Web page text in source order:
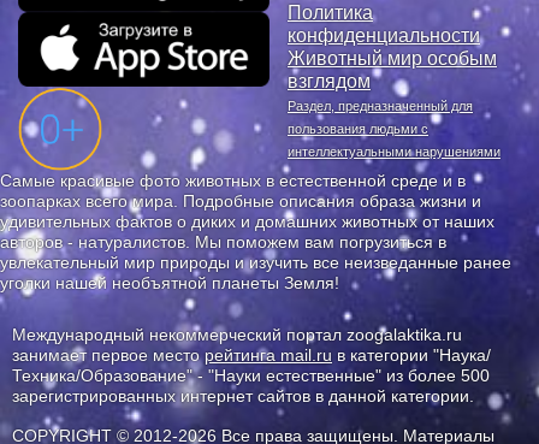
Политика
конфиденциальности
Животный мир особым
взглядом
Раздел, предназначенный для
пользования людьми с
интеллектуальными нарушениями
Самые красивые фото животных в естественной среде и в
зоопарках всего мира. Подробные описания образа жизни и
удивительных фактов о диких и домашних животных от наших
авторов - натуралистов. Мы поможем вам погрузиться в
увлекательный мир природы и изучить все неизведанные ранее
уголки нашей необъятной планеты Земля!
Международный некоммерческий портал zoogalaktika.ru
занимает первое месторейтинга mail.ru в категории "Наука/
Техника/Образование" - "Науки естественные" из более 500
зарегистрированных интернет сайтов в данной категории.
COPYRIGHT © 2012-2026 Все права защищены. Материалы